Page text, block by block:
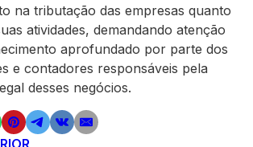
na tributação das empresas quanto
atividades, demandando atenção
aprofundado por parte dos
e contadores responsáveis pela
desses negócios.